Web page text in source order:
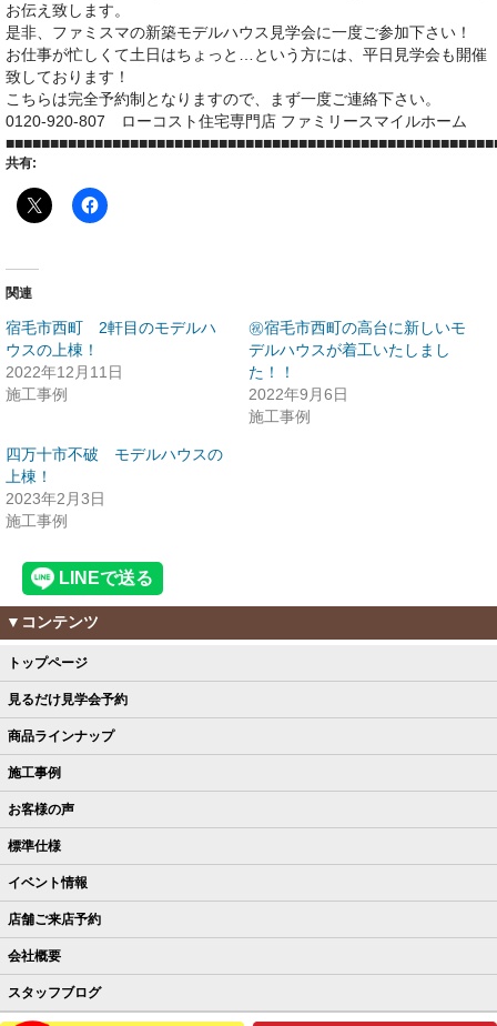
お伝え致します。
是非、ファミスマの新築モデルハウス見学会に一度ご参加下さい！
お仕事が忙しくて土日はちょっと…という方には、平日見学会も開催
致しております！
こちらは完全予約制となりますので、まず一度ご連絡下さい。
0120-920-807 ローコスト住宅専門店 ファミリースマイルホーム
共有:
関連
宿毛市西町 2軒目のモデルハ
ウスの上棟！
2022年12月11日
施工事例
㊗宿毛市西町の高台に新しいモ
デルハウスが着工いたしまし
た！！
2022年9月6日
施工事例
四万十市不破 モデルハウスの
上棟！
2023年2月3日
施工事例
▼コンテンツ
トップページ
見るだけ見学会予約
商品ラインナップ
施工事例
お客様の声
標準仕様
イベント情報
店舗ご来店予約
会社概要
スタッフブログ